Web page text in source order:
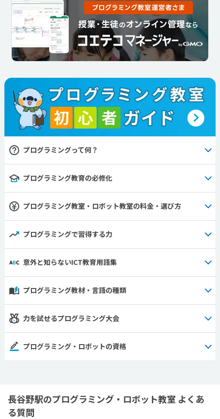
プログラミングって何？
プログラミング教育の必修化
プログラミング教室・ロボット教室の料金・選び方
プログラミングで習得する力
意外と知らないICT教育用語集
プログラミング教材・言語の種類
力を試せるプログラミング大会
プログラミング・ロボットの資格
長谷野駅のプログラミング・ロボット教室 よくあ
る質問